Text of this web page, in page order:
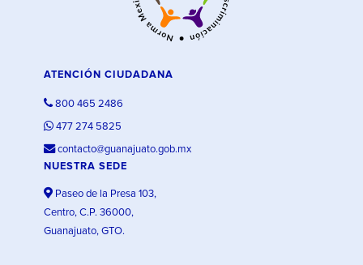
ATENCIÓN CIUDADANA
800 465 2486
477 274 5825
contacto@guanajuato.gob.mx
NUESTRA SEDE
Paseo de la Presa 103,
Centro, C.P. 36000,
Guanajuato, GTO.